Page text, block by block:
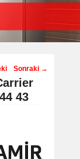
Sonraki →
43